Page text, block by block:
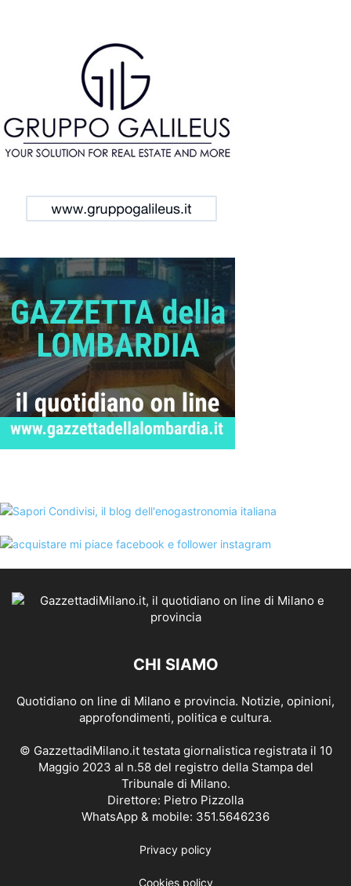
CHI SIAMO
Quotidiano on line di Milano e provincia. Notizie, opinioni,
approfondimenti, politica e cultura.
© GazzettadiMilano.it testata giornalistica registrata il 10
Maggio 2023 al n.58 del registro della Stampa del
Tribunale di Milano.
Direttore: Pietro Pizzolla
WhatsApp & mobile: 351.5646236
Privacy policy
Cookies policy